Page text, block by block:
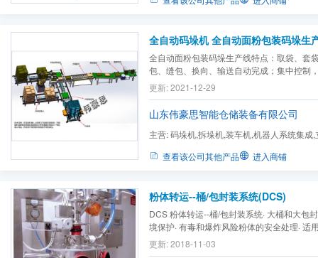
全自动面粉包装码垛生产线特点：取袋、套
包、缝包、换向、输送自动完成；集中控制
份采用高精度传感器与智能化仪表，精度高
采用进口触摸屏，操作简单明了，直接用手
构简单，工作可靠，维护容易；具有故障显
更新: 2021-12-29
山东伟豪思智能仓储装备有限公司
主营:码垛机,拆垛机,装车机,机器人系统集成
查看该公司其他产品 进入商铺
粉体转运--桶/包封装系统(DCS)
DCS 粉体转运--桶/包封装系统· 大桶和大包
境保护· 有毒和爆炸风险粉体的安全处理· 适
工艺设备· 一级和二级密封· 紧凑和低高度系
更新: 2018-11-03